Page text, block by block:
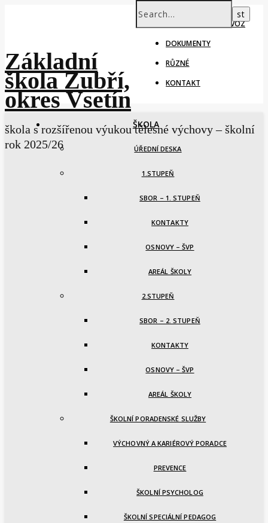
ŠKOLNÍ ROK – PROVOZ
DOKUMENTY
RŮZNÉ
KONTAKT
Základní
škola Zubří,
okres Vsetín
škola s rozšířenou výukou tělesné výchovy – školní
rok 2025/26
ŠKOLA
ÚŘEDNÍ DESKA
1.STUPEŇ
SBOR – 1. STUPEŇ
KONTAKTY
OSNOVY – ŠVP
AREÁL ŠKOLY
2.STUPEŇ
SBOR – 2. STUPEŇ
KONTAKTY
OSNOVY – ŠVP
AREÁL ŠKOLY
ŠKOLNÍ PORADENSKÉ SLUŽBY
VÝCHOVNÝ A KARIÉROVÝ PORADCE
PREVENCE
ŠKOLNÍ PSYCHOLOG
ŠKOLNÍ SPECIÁLNÍ PEDAGOG